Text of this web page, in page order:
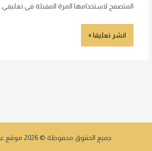
المتصفح لاستخدامها المرة المقبلة في تعليقي.
جميع الحقوق محفوظة © 2026 موقع عربي بوست